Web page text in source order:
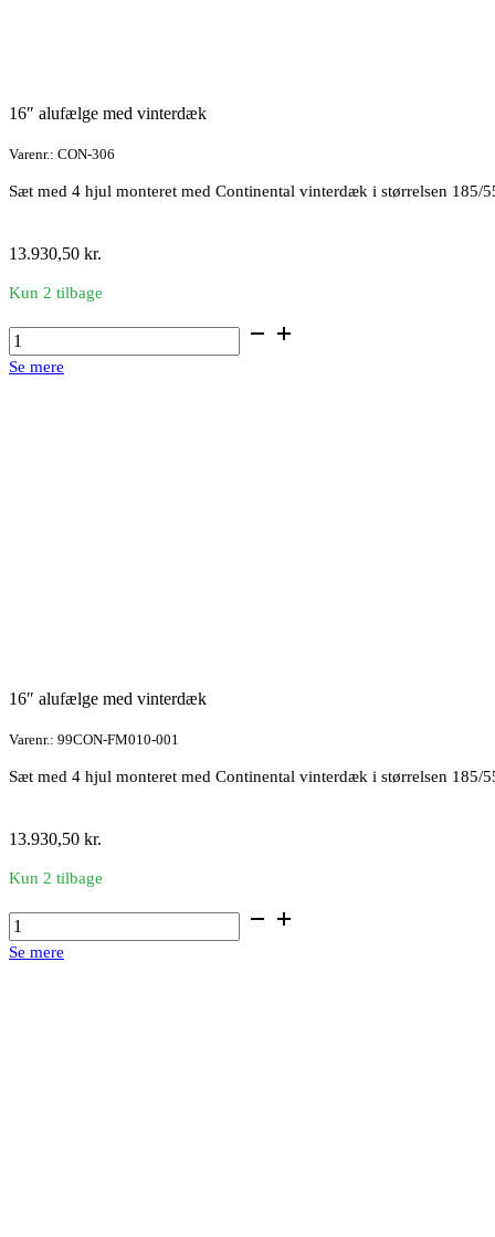
16″ alufælge med vinterdæk
Varenr.: CON-306
Sæt med 4 hjul monteret med Continental vinterdæk i størrelsen 185/
13.930,50 kr.
Kun 2 tilbage
16"
alufælge
med
Se mere
16″ alufælge med vinterdæk
Varenr.: 99CON-FM010-001
Sæt med 4 hjul monteret med Continental vinterdæk i størrelsen 185/
13.930,50 kr.
Kun 2 tilbage
16"
alufælge
med
Se mere